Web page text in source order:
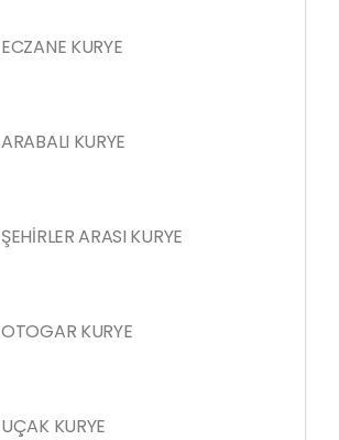
ECZANE KURYE
ARABALI KURYE
ŞEHİRLER ARASI KURYE
OTOGAR KURYE
UÇAK KURYE